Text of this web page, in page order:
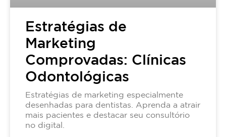
Estratégias de
Marketing
Comprovadas: Clínicas
Odontológicas
Estratégias de marketing especialmente
desenhadas para dentistas. Aprenda a atrair
mais pacientes e destacar seu consultório
no digital.